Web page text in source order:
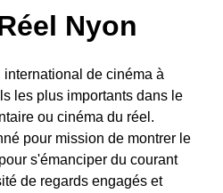
Nyon
de cinéma à
les plus importants dans le
ou cinéma du réel.
pour mission de montrer le
s'émanciper du courant
de regards engagés et